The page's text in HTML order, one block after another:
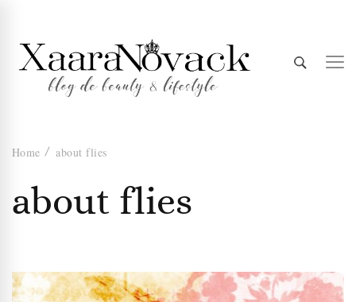
Xaara
Novack
Home about flies
about flies